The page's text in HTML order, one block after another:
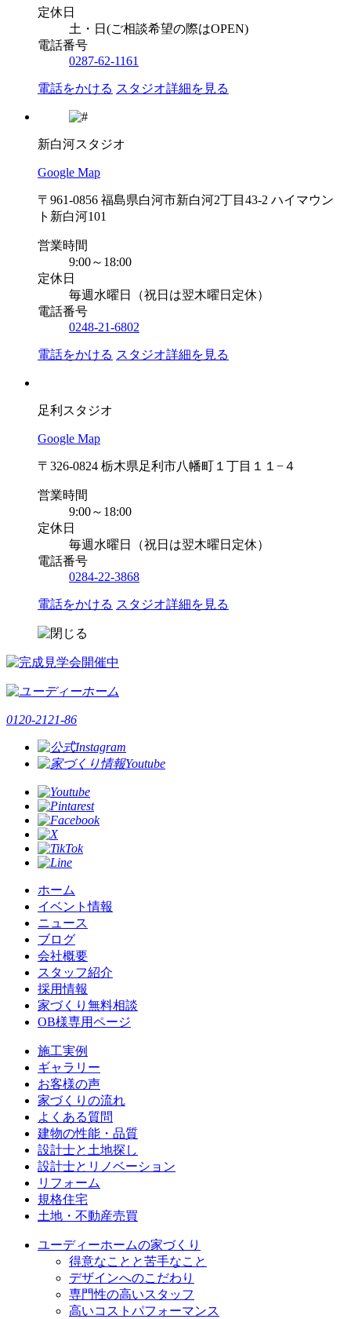
定休日
土・日(ご相談希望の際はOPEN)
電話番号
0287-62-1161
電話をかける スタジオ詳細を見る
新白河スタジオ
Google Map
〒961-0856 福島県白河市新白河2丁目43-2 ハイマウン
ト新白河101
営業時間
9:00～18:00
定休日
毎週水曜日（祝日は翌木曜日定休）
電話番号
0248-21-6802
電話をかける スタジオ詳細を見る
足利スタジオ
Google Map
〒326-0824 栃木県足利市八幡町１丁目１１−４
営業時間
9:00～18:00
定休日
毎週水曜日（祝日は翌木曜日定休）
電話番号
0284-22-3868
電話をかける スタジオ詳細を見る
0120-2121-86
ホーム
イベント情報
ニュース
ブログ
会社概要
スタッフ紹介
採用情報
家づくり無料相談
OB様専用ページ
施⼯実例
ギャラリー
お客様の声
家づくりの流れ
よくある質問
建物の性能・品質
設計士と土地探し
設計士とリノベーション
リフォーム
規格住宅
⼟地・不動産売買
ユーディーホームの家づくり
得意なことと苦手なこと
デザインへのこだわり
専⾨性の高いスタッフ
高いコストパフォーマンス